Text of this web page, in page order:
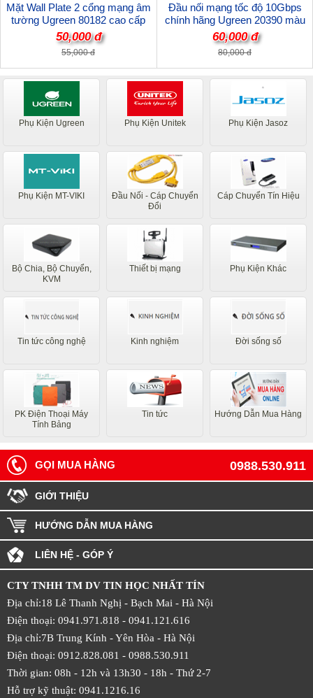
Mặt Wall Plate 2 cổng mạng âm
tường Ugreen 80182 cao cấp
50,000 đ
55,000 đ
Đầu nối mạng tốc độ 10Gbps
chính hãng Ugreen 20390 màu
đen
60,000 đ
80,000 đ
Phụ Kiện Ugreen Phụ Kiện Unitek Phụ Kiện Jasoz
Phụ Kiện MT-VIKI
Đầu Nối - Cáp Chuyển
Đổi
Cáp Chuyển Tín Hiệu
Bộ Chia, Bộ Chuyển,
KVM
Thiết bị mạng Phụ Kiện Khác
Tin tức công nghệ Kinh nghiệm Đời sống số
PK Điện Thoại Máy
Tính Bảng
Tin tức Hướng Dẫn Mua Hàng
0988.530.911
GỌI MUA HÀNG
GIỚI THIỆU
HƯỚNG DẪN MUA HÀNG
LIÊN HỆ - GÓP Ý
CTY TNHH TM DV TIN HỌC NHẤT TÍN
Địa chỉ:18 Lê Thanh Nghị - Bạch Mai - Hà Nội
Điện thoại: 0941.971.818 - 0941.121.616
Địa chỉ:7B Trung Kính - Yên Hòa - Hà Nội
Điện thoại: 0912.828.081 - 0988.530.911
Thời gian: 08h - 12h và 13h30 - 18h - Thứ 2-7
Hỗ trợ kỹ thuật: 0941.1216.16